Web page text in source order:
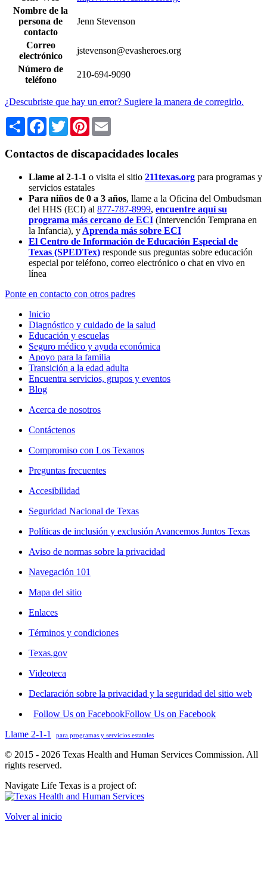
Nombre de la
persona de
contacto
Jenn Stevenson
Correo
electrónico
jstevenson@evasheroes.org
Número de
teléfono
210-694-9090
¿Descubriste que hay un error? Sugiere la manera de corregirlo.
Share Facebook
TwitterPinterest
Contactos de discapacidades locales
Llame al 2-1-1 o visita el sitio 211texas.org para programas y
servicios estatales
Para niños de 0 a 3 años, llame a la Oficina del Ombudsman
del HHS (ECI) al 877-787-8999, encuentre aquí su
programa más cercano de ECI (Intervención Temprana en
la Infancia), y Aprenda más sobre ECI
El Centro de Información de Educación Especial de
Texas (SPEDTex) responde sus preguntas sobre educación
especial por teléfono, correo electrónico o chat en vivo en
línea
Ponte en contacto con otros padres
Inicio
Diagnóstico y cuidado de la salud
Educación y escuelas
Seguro médico y ayuda económica
Apoyo para la familia
Transición a la edad adulta
Encuentra servicios, grupos y eventos
Blog
Acerca de nosotros
Contáctenos
Compromiso con Los Texanos
Preguntas frecuentes
Accesibilidad
Seguridad Nacional de Texas
Políticas de inclusión y exclusión Avancemos Juntos Texas
Aviso de normas sobre la privacidad
Navegación 101
Mapa del sitio
Enlaces
Términos y condiciones
Texas.gov
Videoteca
Declaración sobre la privacidad y la seguridad del sitio web
Follow Us on FacebookFollow Us on Facebook
Llame 2-1-1
para programas y servicios estatales
© 2015 - 2026 Texas Health and Human Services Commission. All
rights reserved.
Navigate Life Texas is a project of:
Volver al inicio